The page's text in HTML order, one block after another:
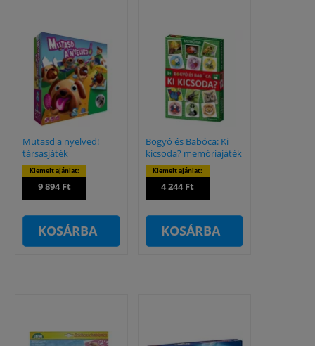
Mutasd a nyelved!
társasjáték
Kiemelt ajánlat:
9 894 Ft
KOSÁRBA
Bogyó és Babóca: Ki
kicsoda? memóriajáték
Kiemelt ajánlat:
4 244 Ft
KOSÁRBA